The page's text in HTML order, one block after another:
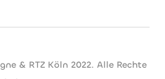
& RTZ Köln 2022. Alle Rechte